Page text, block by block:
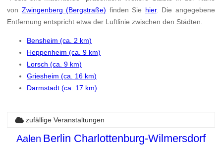
von Zwingenberg (Bergstraße) finden Sie hier. Die angegebene
Entfernung entspricht etwa der Luftlinie zwischen den Städten.
Bensheim (ca. 2 km)
Heppenheim (ca. 9 km)
Lorsch (ca. 9 km)
Griesheim (ca. 16 km)
Darmstadt (ca. 17 km)
zufällige Veranstaltungen
Aalen Berlin Charlottenburg-Wilmersdorf